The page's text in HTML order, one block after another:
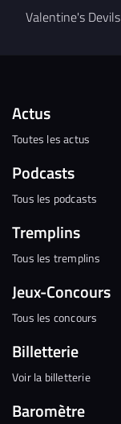
Valentine's Devils
Actus
Toutes les actus
Podcasts
Tous les podcasts
Tremplins
Tous les tremplins
Jeux-Concours
Tous les concours
Billetterie
Voir la billetterie
Baromètre